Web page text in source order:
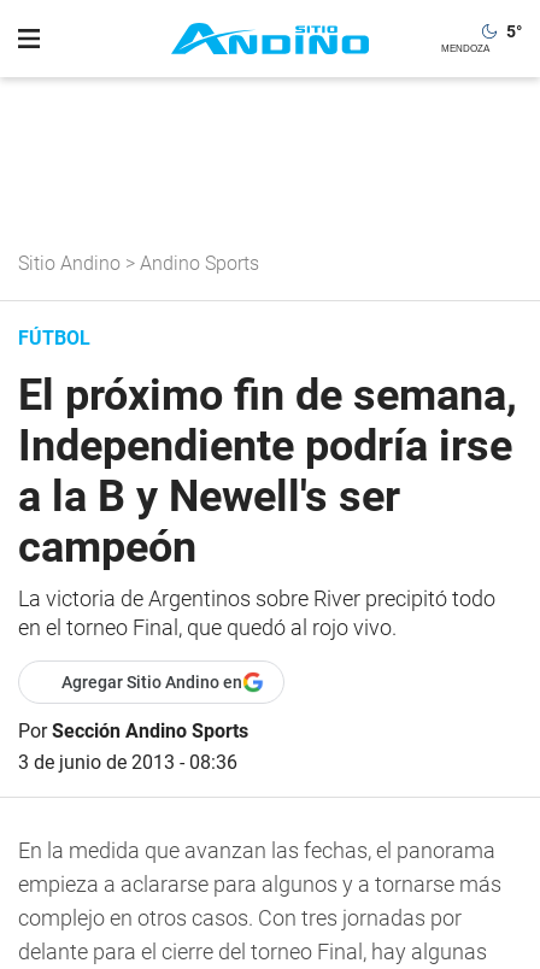
5°
Sitio Andino > Andino Sports
FÚTBOL
El próximo fin de semana,
Independiente podría irse
a la B y Newell's ser
campeón
La victoria de Argentinos sobre River precipitó todo
en el torneo Final, que quedó al rojo vivo.
Agregar Sitio Andino en
PorSección Andino Sports
3 de junio de 2013 - 08:36
En la medida que avanzan las fechas, el panorama
empieza a aclararse para algunos y a tornarse más
complejo en otros casos. Con tres jornadas por
delante para el cierre del torneo Final, hay algunas